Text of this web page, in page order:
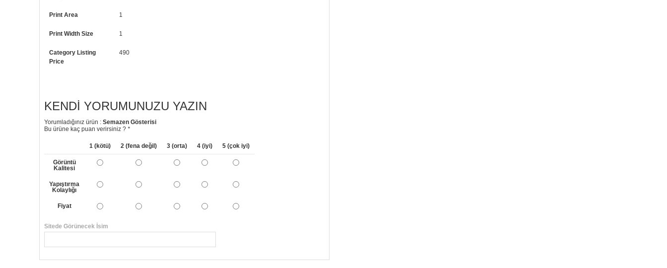
Print Area 1
Print Width Size 1
Category Listing
Price
490
KENDI YORUMUNUZU YAZIN
Yorumladığınız ürün :Semazen Gösterisi
Bu ürüne kaç puan verirsiniz ?*
1 (kötü) 2 (fena değil) 3 (orta) 4 (iyi) 5 (çok iyi)
Görüntü
Kalitesi
Yapıştırma
Kolaylığı
Fiyat
Sitede Görünecek İsim